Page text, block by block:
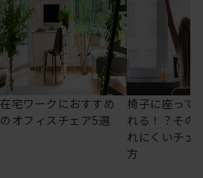
在宅ワークにおすすめ
のオフィスチェア5選
椅子に座って
れる！？その
れにくいチェ
方